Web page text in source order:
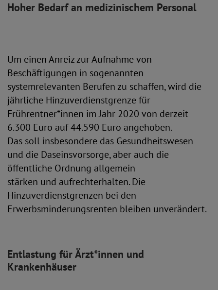
Hoher Bedarf an medizinischem Personal
Um einen Anreiz zur Aufnahme von
Beschäftigungen in sogenannten
systemrelevanten Berufen zu schaffen, wird die
jährliche Hinzuverdienstgrenze für
Frührentner*innen im Jahr 2020 von derzeit
6.300 Euro auf 44.590 Euro angehoben.
Das soll insbesondere das Gesundheitswesen
und die Daseinsvorsorge, aber auch die
öffentliche Ordnung allgemein
stärken und aufrechterhalten. Die
Hinzuverdienstgrenzen bei den
Erwerbsminderungsrenten bleiben unverändert.
Entlastung für Ärzt*innen und
Krankenhäuser